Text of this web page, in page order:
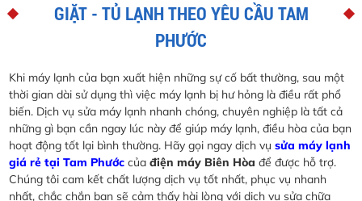
GIẶT - TỦ LẠNH THEO YÊU CẦU TAM
PHƯỚC
Khi máy lạnh của bạn xuất hiện những sự cố bất thường, sau một
thời gian dài sử dụng thì việc máy lạnh bị hư hỏng là điều rất phổ
biến. Dịch vụ sửa máy lạnh nhanh chóng, chuyên nghiệp là tất cả
những gì bạn cần ngay lúc này để giúp máy lạnh, điều hòa của bạn
hoạt động tốt lại bình thường. Hãy gọi ngay dịch vụsửa máy lạnh
giá rẻ tại Tam Phước củađiện máy Biên Hòa để được hỗ trợ.
Chúng tôi cam kết chất lượng dịch vụ tốt nhất, phục vụ nhanh
nhất, chắc chắn bạn sẽ cảm thấy hài lòng với dịch vụ sửa chữa